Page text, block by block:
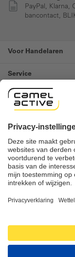
PayPal, Klarna,
bancontact,
Voor Handelaren
Service
Informatie
Important links